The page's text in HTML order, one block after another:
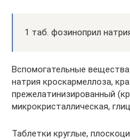
1 таб. фозиноприл
Вспомогательные
натрия кроскармеллоза,
прежелатинизированный
микрокристаллическая,
Таблетки круглые,